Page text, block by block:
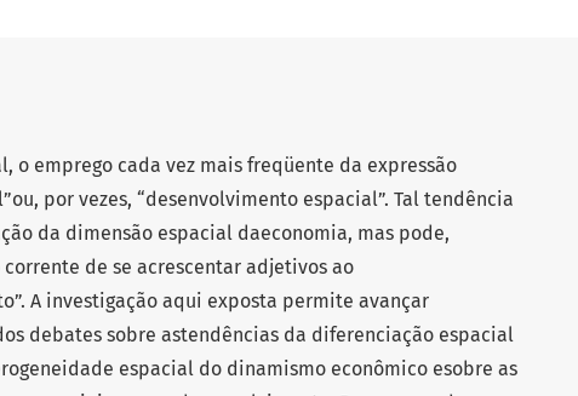
o emprego cada vez mais freqüente da expressão
por vezes, “desenvolvimento espacial”. Tal tendência
da dimensão espacial daeconomia, mas pode,
de se acrescentar adjetivos ao
A investigação aqui exposta permite avançar
debates sobre astendências da diferenciação espacial
espacial do dinamismo econômico esobre as